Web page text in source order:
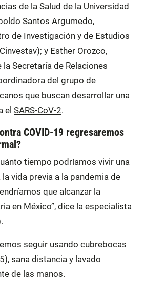
de la Salud de la Universidad
Santos Argumedo,
de Investigación y de Estudios
y Esther Orozco,
Secretaría de Relaciones
del grupo de
que buscan desarrollar una
el SARS-CoV-2.
COVID-19 regresaremos
tiempo podríamos vivir una
vida previa a la pandemia de
que alcanzar la
en México”, dice la especialista
seguir usando cubrebocas
sana distancia y lavado
de las manos.